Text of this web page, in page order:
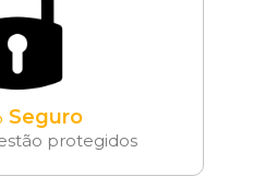
Seguro
protegidos